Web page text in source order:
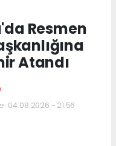
Resmen
Atandı
04.08.2026 - 21:56